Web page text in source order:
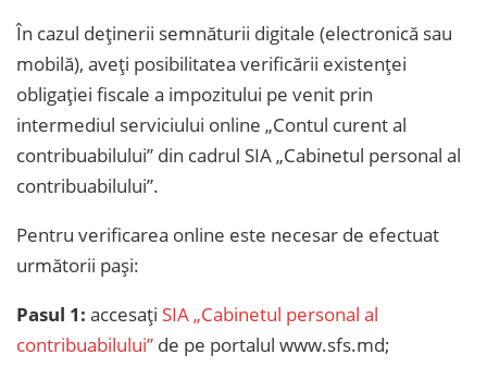
În cazul deținerii semnăturii digitale (electronică sau
mobilă), aveți posibilitatea verificării existenței
obligației fiscale a impozitului pe venit prin
intermediul serviciului online „Contul curent al
contribuabilului” din cadrul SIA „Cabinetul personal al
contribuabilului”.
Pentru verificarea online este necesar de efectuat
următorii pași:
Pasul 1: accesați SIA „Cabinetul personal al
contribuabilului” de pe portalul www.sfs.md;